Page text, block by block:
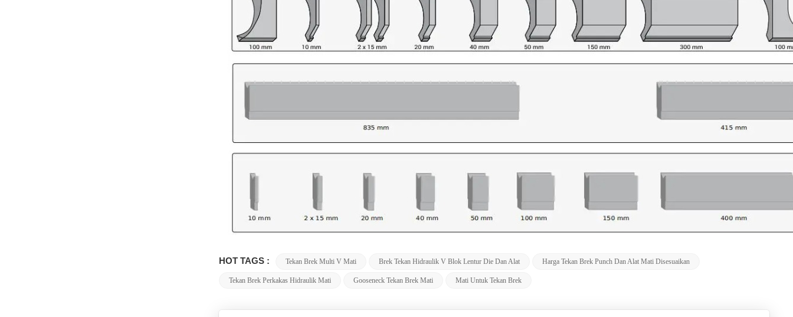
HOT TAGS : Tekan Brek Multi V Mati Brek Tekan Hidraulik V Blok Lentur Die Dan Alat Harga Tekan Brek Punch Dan Alat Mati Disesuaikan
Tekan Brek Perkakas Hidraulik Mati Gooseneck Tekan Brek Mati Mati Untuk Tekan Brek